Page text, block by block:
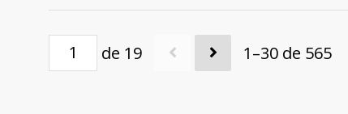
de 19 1–30 de 565